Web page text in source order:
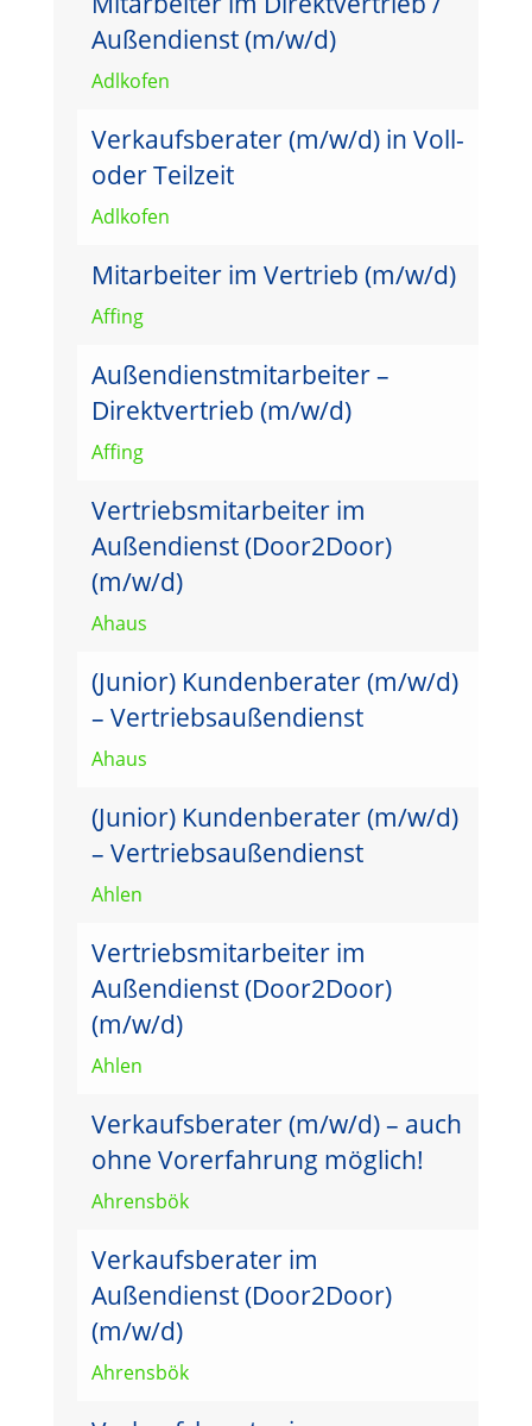
Außendienst (m/w/d)
Adlkofen
Verkaufsberater (m/w/d) in Voll-
oder Teilzeit
Adlkofen
Mitarbeiter im Vertrieb (m/w/d)
Affing
Außendienstmitarbeiter –
Direktvertrieb (m/w/d)
Affing
Vertriebsmitarbeiter im
Außendienst (Door2Door)
(m/w/d)
Ahaus
(Junior) Kundenberater (m/w/d)
– Vertriebsaußendienst
Ahaus
(Junior) Kundenberater (m/w/d)
– Vertriebsaußendienst
Ahlen
Vertriebsmitarbeiter im
Außendienst (Door2Door)
(m/w/d)
Ahlen
Verkaufsberater (m/w/d) – auch
ohne Vorerfahrung möglich!
Ahrensbök
Verkaufsberater im
Außendienst (Door2Door)
(m/w/d)
Ahrensbök